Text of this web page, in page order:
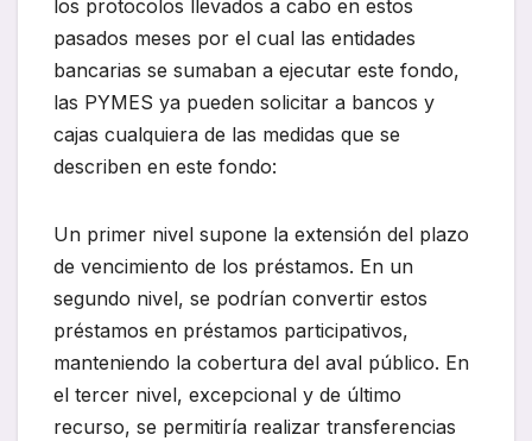
los protocolos llevados a cabo en estos
pasados meses por el cual las entidades
bancarias se sumaban a ejecutar este fondo,
las PYMES ya pueden solicitar a bancos y
cajas cualquiera de las medidas que se
describen en este fondo:
Un primer nivel supone la extensión del plazo
de vencimiento de los préstamos. En un
segundo nivel, se podrían convertir estos
préstamos en préstamos participativos,
manteniendo la cobertura del aval público. En
el tercer nivel, excepcional y de último
recurso, se permitiría realizar transferencias